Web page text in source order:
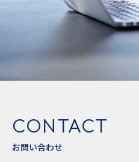
CONTACT
お問い合わせ